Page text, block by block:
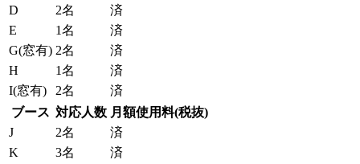
D
2名
済
E
1名
済
G(窓有) 2名
済
H
1名
済
I(窓有) 2名
済
ブース 対応人数 月額使用料(税抜)
J
2名
済
K
3名
済